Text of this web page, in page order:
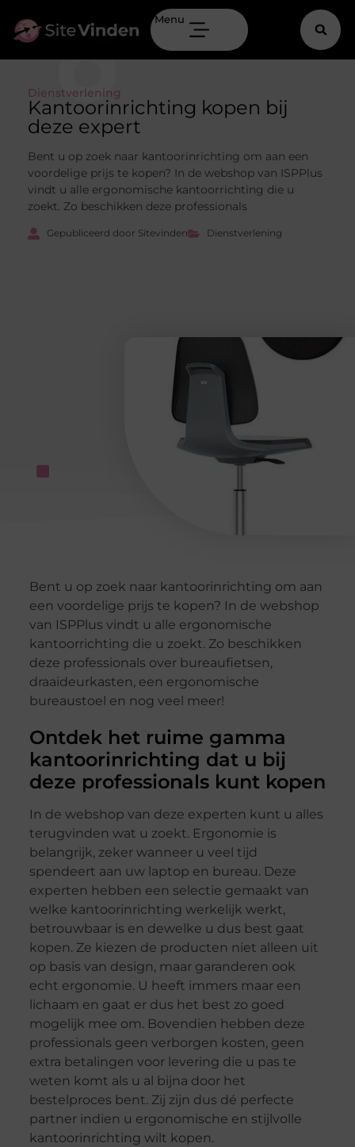
Menu
Dienstverlening
Kantoorinrichting kopen bij
deze expert
Bent u op zoek naar kantoorinrichting om aan een
voordelige prijs te kopen? In de webshop van ISPPlus
vindt u alle ergonomische kantoorrichting die u
zoekt. Zo beschikken deze professionals
Gepubliceerd door Sitevinden Dienstverlening
Bent u op zoek naar kantoorinrichting om aan
een voordelige prijs te kopen? In de webshop
van ISPPlus vindt u alle ergonomische
kantoorrichting die u zoekt. Zo beschikken
deze professionals over bureaufietsen,
draaideurkasten, een ergonomische
bureaustoel en nog veel meer!
Ontdek het ruime gamma
kantoorinrichting dat u bij
deze professionals kunt kopen
In de webshop van deze experten kunt u alles
terugvinden wat u zoekt. Ergonomie is
belangrijk, zeker wanneer u veel tijd
spendeert aan uw laptop en bureau. Deze
experten hebben een selectie gemaakt van
welke kantoorinrichting werkelijk werkt,
betrouwbaar is en dewelke u dus best gaat
kopen. Ze kiezen de producten niet alleen uit
op basis van design, maar garanderen ook
echt ergonomie. U heeft immers maar een
lichaam en gaat er dus het best zo goed
mogelijk mee om. Bovendien hebben deze
professionals geen verborgen kosten, geen
extra betalingen voor levering die u pas te
weten komt als u al bijna door het
bestelproces bent. Zij zijn dus dé perfecte
partner indien u ergonomische en stijlvolle
kantoorinrichting wilt kopen.